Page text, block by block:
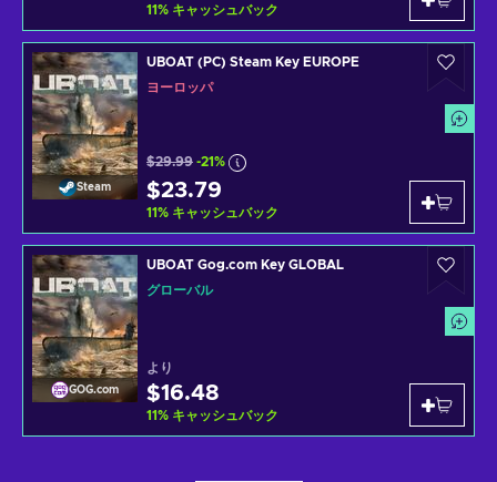
11% キャッシュバック
Steam
UBOAT (PC) Steam Key EUROPE
ヨーロッパ
$29.99 -21%
$23.79
11% キャッシュバック
GOG.com
UBOAT Gog.com Key GLOBAL
グローバル
より
$16.48
11% キャッシュバック